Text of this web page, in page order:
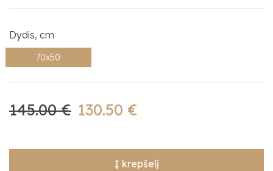
Dydis, cm
70x50
130.50 €
145.00 €
Į krepšelį